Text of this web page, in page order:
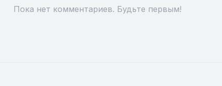
Пока нет комментариев. Будьте первым!